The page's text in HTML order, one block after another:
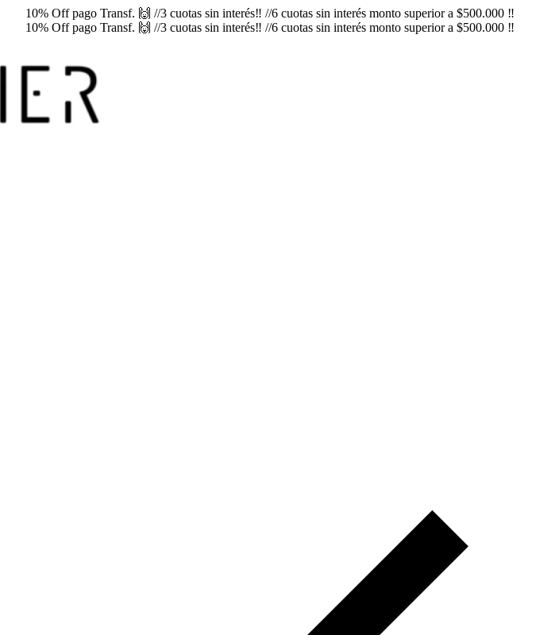
10% Off pago Transf. 🙌 //3 cuotas sin interés‼️ //6 cuotas sin interés monto superior a $500.000 ‼️
10% Off pago Transf. 🙌 //3 cuotas sin interés‼️ //6 cuotas sin interés monto superior a $500.000 ‼️